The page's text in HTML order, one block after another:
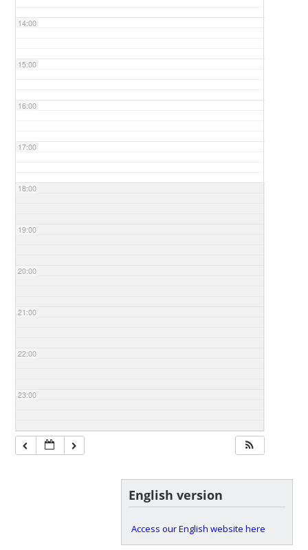
14:00
15:00
16:00
17:00
18:00
19:00
20:00
21:00
22:00
23:00
English version
Access our English website here